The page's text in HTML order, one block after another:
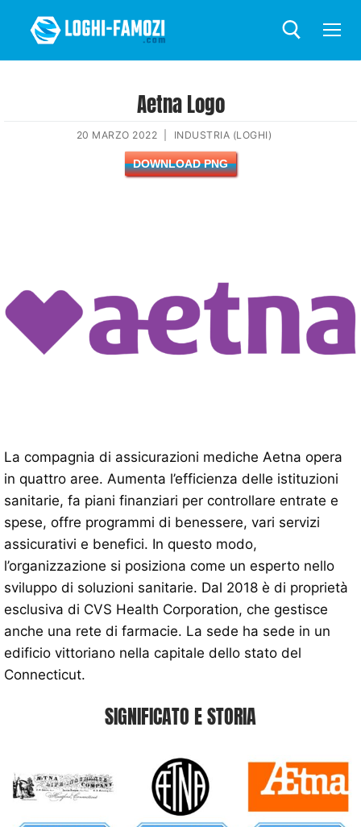
Aetna Logo
20 MARZO 2022 INDUSTRIA (LOGHI)
DOWNLOAD PNG
La compagnia di assicurazioni mediche Aetna opera
in quattro aree. Aumenta l’efficienza delle istituzioni
sanitarie, fa piani finanziari per controllare entrate e
spese, offre programmi di benessere, vari servizi
assicurativi e benefici. In questo modo,
l’organizzazione si posiziona come un esperto nello
sviluppo di soluzioni sanitarie. Dal 2018 è di proprietà
esclusiva di CVS Health Corporation, che gestisce
anche una rete di farmacie. La sede ha sede in un
edificio vittoriano nella capitale dello stato del
Connecticut.
SIGNIFICATO E STORIA